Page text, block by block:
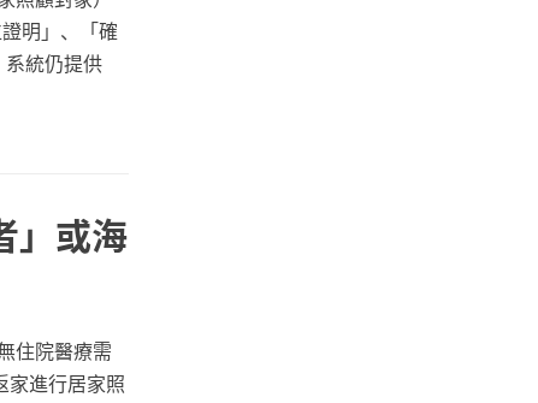
明」、「確
統仍提供
」或海
住院醫療需
家進行居家照